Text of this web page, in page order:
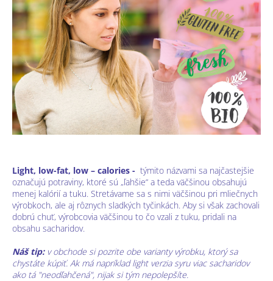
Light, low-fat, low – calories - týmito názvami sa najčastejšie
označujú potraviny, ktoré sú „ľahšie“ a teda väčšinou obsahujú
menej kalórií a tuku. Stretávame sa s nimi väčšinou pri mliečnych
výrobkoch, ale aj rôznych sladkých tyčinkách. Aby si však zachovali
dobrú chuť, výrobcovia väčšinou to čo vzali z tuku, pridali na
obsahu sacharidov.
Náš tip: v obchode si pozrite obe varianty výrobku, ktorý sa
chystáte kúpiť. Ak má napríklad light verzia syru viac sacharidov
ako tá "neodľahčená", nijak si tým nepolepšíte.